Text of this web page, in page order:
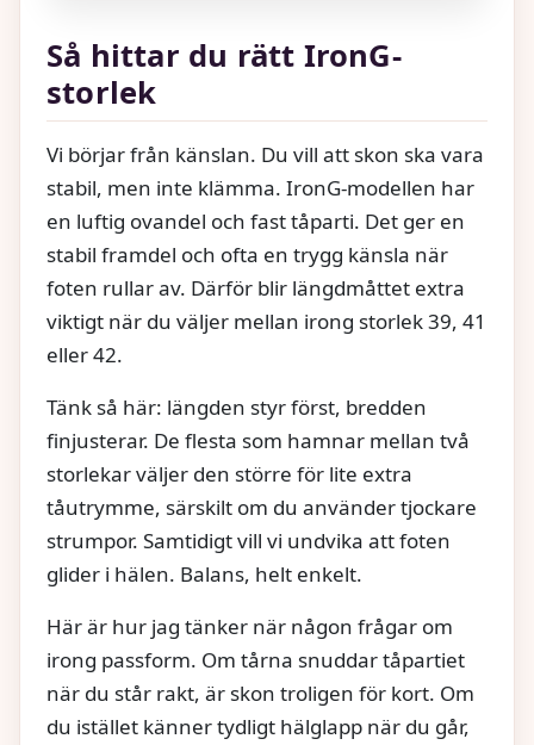
Så hittar du rätt IronG-
storlek
Vi börjar från känslan. Du vill att skon ska vara
stabil, men inte klämma. IronG-modellen har
en luftig ovandel och fast tåparti. Det ger en
stabil framdel och ofta en trygg känsla när
foten rullar av. Därför blir längdmåttet extra
viktigt när du väljer mellan irong storlek 39, 41
eller 42.
Tänk så här: längden styr först, bredden
finjusterar. De flesta som hamnar mellan två
storlekar väljer den större för lite extra
tåutrymme, särskilt om du använder tjockare
strumpor. Samtidigt vill vi undvika att foten
glider i hälen. Balans, helt enkelt.
Här är hur jag tänker när någon frågar om
irong passform. Om tårna snuddar tåpartiet
när du står rakt, är skon troligen för kort. Om
du istället känner tydligt hälglapp när du går,